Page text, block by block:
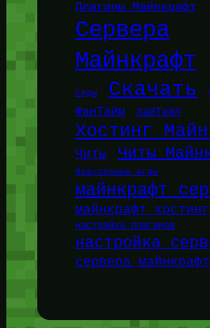
Плагины Майнкрафт
Сервера
Майнкрафт
Сиды Скачать
ФанТайм ХайТейл
Хостинг
Читы Читы
браузерные игры
майнкрафт
майнкрафт хостинг
настройка плагинов
настройка
сервера майнкрафт